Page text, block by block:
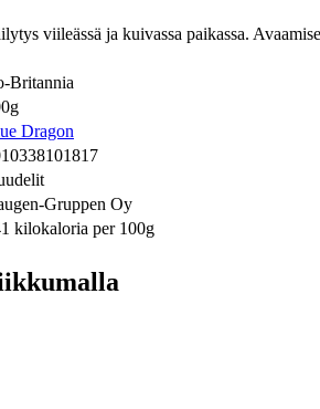
viileässä ja kuivassa paikassa.
Britannia
Dragon
Gruppen Oy
kilokaloria per 100g